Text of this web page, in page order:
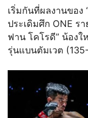
เริ่มกันที่ผลงานของ
ประเดิมศึก ONE ร
ฟาน โคโรดี” น้อง
รุ่นแบนตัมเวต